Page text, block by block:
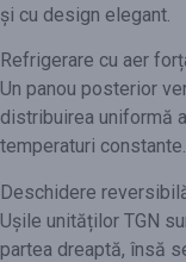
și cu design elegant.
Refrigerare cu aer
Un panou posterior
distribuirea uniformă
temperaturi constante.
Deschidere
Ușile unităților TGN
partea dreaptă, însă